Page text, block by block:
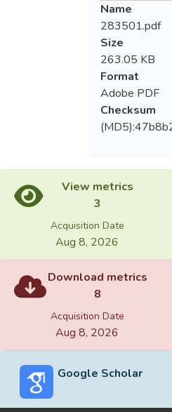
Name
283501.pdf
Size
263.05 KB
Format
Adobe PDF
Checksum
View metrics
3
Acquisition Date
Aug 8, 2026
Download metrics
8
Acquisition Date
Aug 8, 2026
Google Scholar